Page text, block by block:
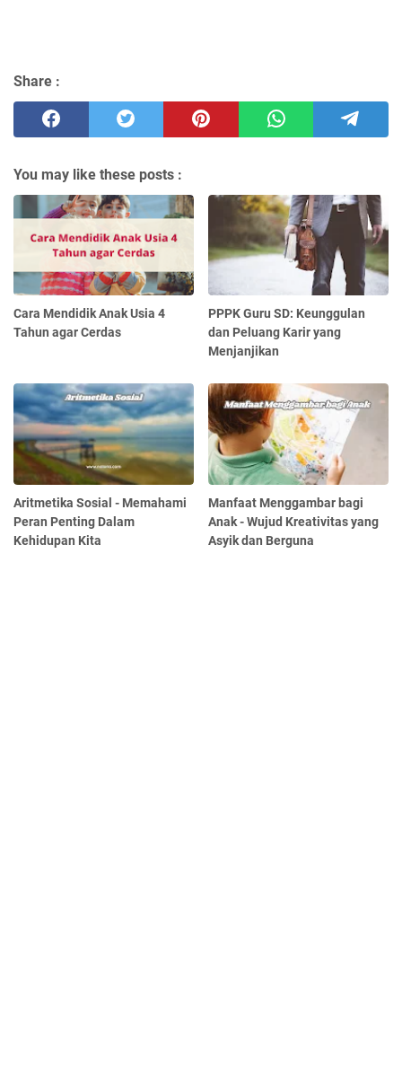
Share :
You may like these posts :
Cara Mendidik Anak Usia 4
Tahun agar Cerdas
PPPK Guru SD: Keunggulan
dan Peluang Karir yang
Menjanjikan
Aritmetika Sosial - Memahami
Peran Penting Dalam
Kehidupan Kita
Manfaat Menggambar bagi
Anak - Wujud Kreativitas yang
Asyik dan Berguna